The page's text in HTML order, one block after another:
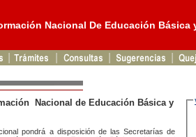
Nacional De Educación Básica
Nacional de Educación Básica y
pondrá a disposición de las Secretarías de